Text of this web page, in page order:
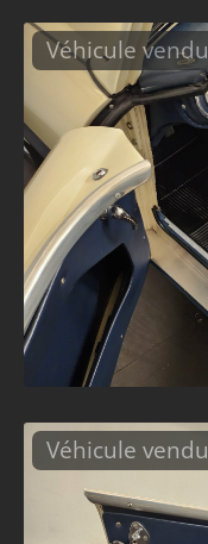
Véhicule vendu
Véhicule vendu